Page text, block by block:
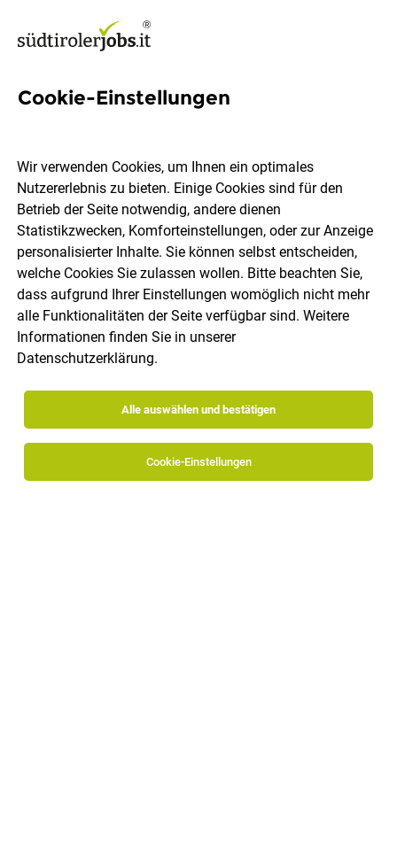
A. Loacker AG
Unterinn Vollzeit 02.08.2026 DE
Cookie-Einstellungen
Wir verwenden Cookies, um Ihnen ein optimales
Nutzererlebnis zu bieten. Einige Cookies sind für den
Betrieb der Seite notwendig, andere dienen
Statistikzwecken, Komforteinstellungen, oder zur Anzeige
personalisierter Inhalte. Sie können selbst entscheiden,
welche Cookies Sie zulassen wollen. Bitte beachten Sie,
dass aufgrund Ihrer Einstellungen womöglich nicht mehr
alle Funktionalitäten der Seite verfügbar sind. Weitere
Informationen finden Sie in unserer
Datenschutzerklärung.
Alle auswählen und bestätigen
Cookie-Einstellungen